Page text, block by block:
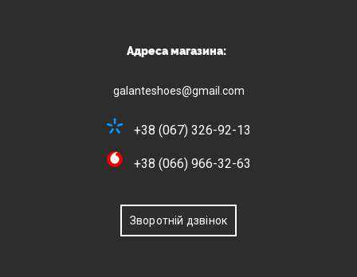
Адреса магазина:
galanteshoes@gmail.com
+38 (067) 326-92-13
+38 (066) 966-32-63
Зворотній дзвінок